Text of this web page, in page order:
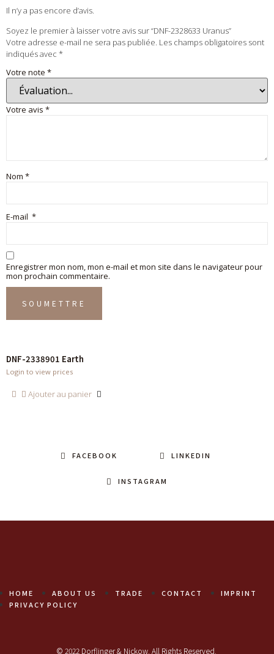
Il n’y a pas encore d’avis.
Soyez le premier à laisser votre avis sur “DNF-2328633 Uranus”
Votre adresse e-mail ne sera pas publiée. Les champs obligatoires sont
indiqués avec *
Votre note *
Votre avis *
Nom *
E-mail *
Enregistrer mon nom, mon e-mail et mon site dans le navigateur pour
mon prochain commentaire.
DNF-2338901 Earth
Login to view prices
Ajouter au panier
FACEBOOK LINKEDIN
INSTAGRAM
HOME ABOUT US TRADE CONTACT
IMPRINT
PRIVACY POLICY
© 2022 Dorflinger & Nickow. All Rights Reserved.